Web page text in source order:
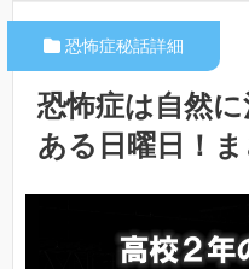
恐怖症秘話詳細
恐怖症は自然
ある日曜日！